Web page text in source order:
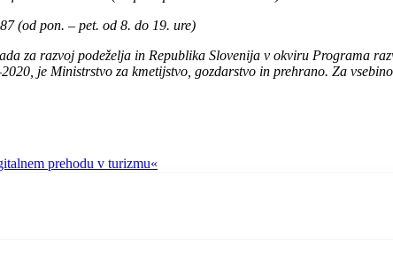
(od pon. – pet. od 8. do 19. ure)
za razvoj podeželja in Republika Slovenija v okviru Programa
je Ministrstvo za kmetijstvo, gozdarstvo in prehrano. Za
prehodu v turizmu«